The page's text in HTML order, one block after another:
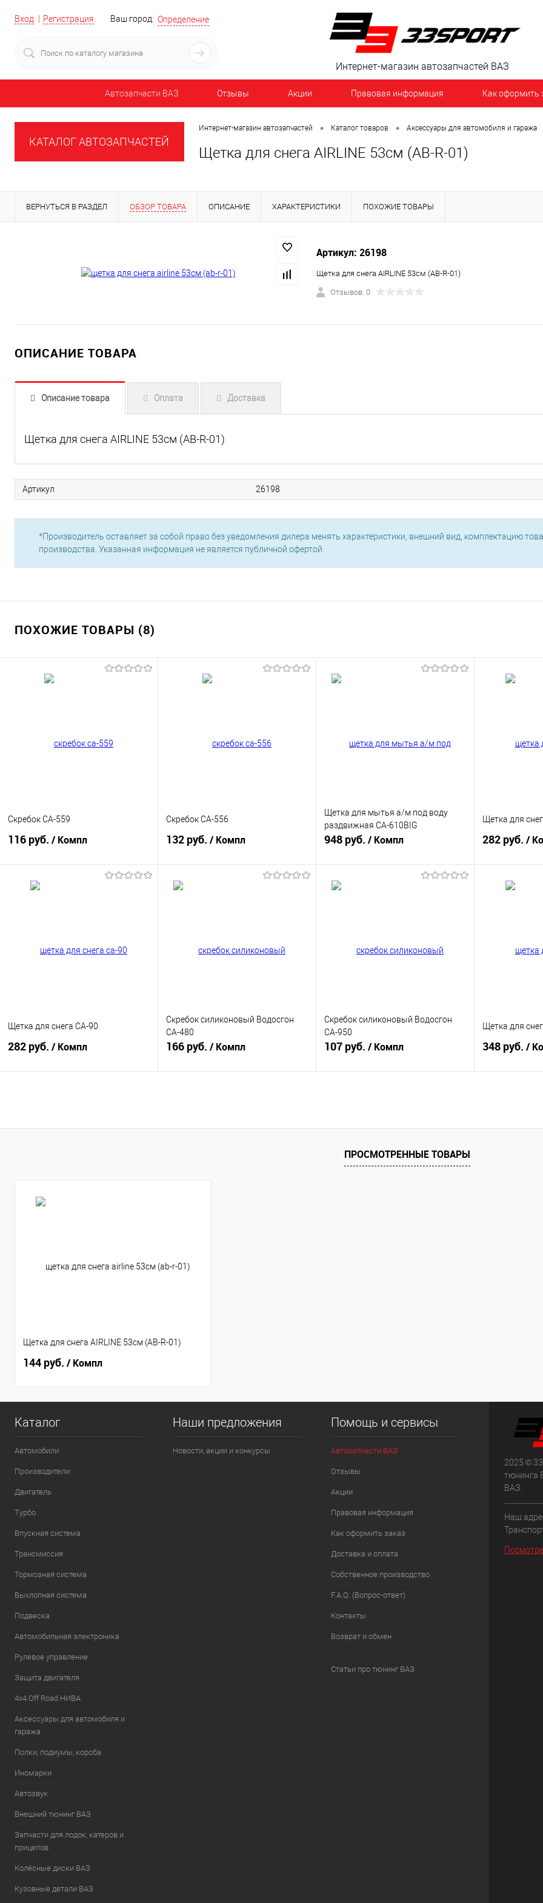
Вход Регистрация Ваш город: Определение
Интернет-магазин автозапчастей ВАЗ
Автозапчасти ВАЗ Отзывы Акции Правовая информация Как оформить
КАТАЛОГ АВТОЗАПЧАСТЕЙ
Интернет-магазин автозапчастей • Каталог товаров • Аксессуары для автомобиля и гаража
Щетка для снега AIRLINE 53см (AB-R-01)
ВЕРНУТЬСЯ В РАЗДЕЛ ОБЗОР ТОВАРА ОПИСАНИЕ ХАРАКТЕРИСТИКИ ПОХОЖИЕ ТОВАРЫ
Артикул: 26198
Щетка для снега AIRLINE 53см (AB-R-01)
Отзывов: 0
ОПИСАНИЕ ТОВАРА
Описание товара Оплата Доставка
Щетка для снега AIRLINE 53см (AB-R-01)
Артикул 26198
*Производитель оставляет за собой право без уведомления дилера менять характеристики, внешний вид, комплектацию
производства. Указанная информация не является публичной офертой.
ПОХОЖИЕ ТОВАРЫ (8)
Скребок СА-559
116 руб. / Компл
Скребок СА-556
132 руб. / Компл
Щетка для мытья а/м под воду
раздвижная CA-610BIG
948 руб. / Компл
Щетка для
282 руб. /
Щетка для снега CA-90
282 руб. / Компл
Скребок силиконовый Водосгон
СА-480
166 руб. / Компл
Скребок силиконовый Водосгон
СА-950
107 руб. / Компл
Щетка для
348 руб. /
ПРОСМОТРЕННЫЕ ТОВАРЫ
Щетка для снега AIRLINE 53см (AB-R-01)
144 руб. / Компл
Каталог
Автомобили
Производители
Двигатель
Турбо
Впускная система
Трансмиссия
Тормозная система
Выхлопная система
Подвеска
Автомобильная электроника
Рулевое управление
Защита двигателя
4х4.Off Road НИВА
Аксессуары для автомобиля и
гаража
Полки, подиумы, короба
Иномарки
Автозвук
Внешний тюнинг ВАЗ
Запчасти для лодок, катеров и
прицепов
Колёсные диски ВАЗ
Кузовные детали ВАЗ
Наши предложения
Новости, акции и конкурсы
Помощь и сервисы
Автозапчасти ВАЗ
Отзывы
Акции
Правовая информация
Как оформить заказ
Доставка и оплата
Собственное производство
F.A.Q. (Вопрос-ответ)
Контакты
Возврат и обмен
Статьи про тюнинг ВАЗ
2025 ©
тюнинга
ВАЗ.
Наш